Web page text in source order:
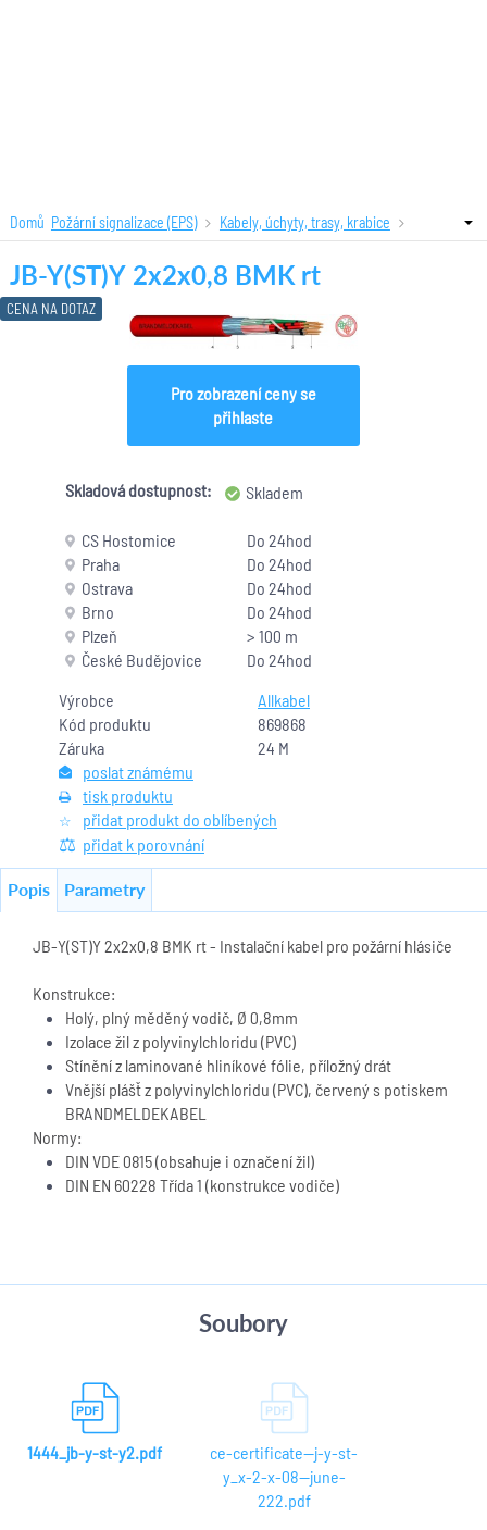
Domů Požární signalizace (EPS) Kabely, úchyty, trasy, krabice
Standardní kabely pro EPS
CENA NA DOTAZ
JB-Y(ST)Y 2x2x0,8 BMK rt
Výrobce
Allkabel
Kód produktu
869868
Záruka
24 M
poslat známému
tisk produktu
přidat produkt do oblíbených
přidat k porovnání
Pro zobrazení ceny se
přihlaste
Skladová dostupnost: Skladem
CS Hostomice
Do 24hod
Praha
Do 24hod
Ostrava
Do 24hod
Brno
Do 24hod
Plzeň
> 100 m
České Budějovice
Do 24hod
Popis Parametry
JB-Y(ST)Y 2x2x0,8 BMK rt - Instalační kabel pro požární hlásiče
Konstrukce:
Holý, plný měděný vodič, Ø 0,8mm
Izolace žil z polyvinylchloridu (PVC)
Stínění z laminované hliníkové fólie, příložný drát
Vnější plášť z polyvinylchloridu (PVC), červený s potiskem
BRANDMELDEKABEL
Normy:
DIN VDE 0815 (obsahuje i označení žil)
DIN EN 60228 Třída 1 (konstrukce vodiče)
Soubory
1444_jb-y-st-y2.pdf
ce-certificate--j-y-st-
y_x-2-x-08--june-
222.pdf